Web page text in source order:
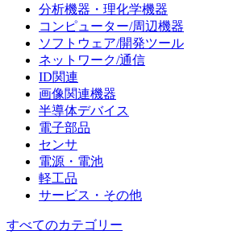
分析機器・理化学機器
コンピューター/周辺機器
ソフトウェア/開発ツール
ネットワーク/通信
ID関連
画像関連機器
半導体デバイス
電子部品
センサ
電源・電池
軽工品
サービス・その他
すべてのカテゴリー